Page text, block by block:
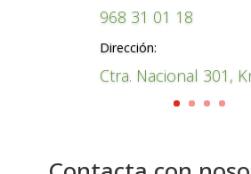
968 31 01 18
Dirección:
Ctra. Nacional 301,